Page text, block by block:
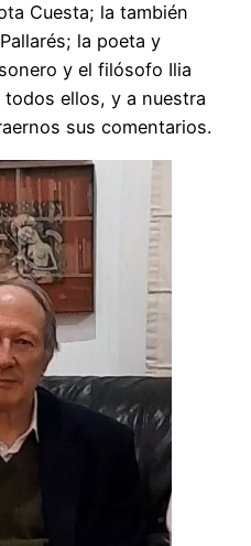
Cuesta; la también
la poeta y
y el filósofo Ilia
todos ellos, y a nuestra
sus comentarios.